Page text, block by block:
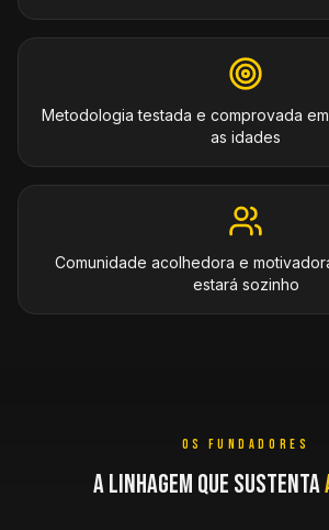
Metodologia testada e comprovada
as idades
Comunidade acolhedora e
estará sozinho
OS FUNDADORES
A LINHAGEM QUE SUSTENTA